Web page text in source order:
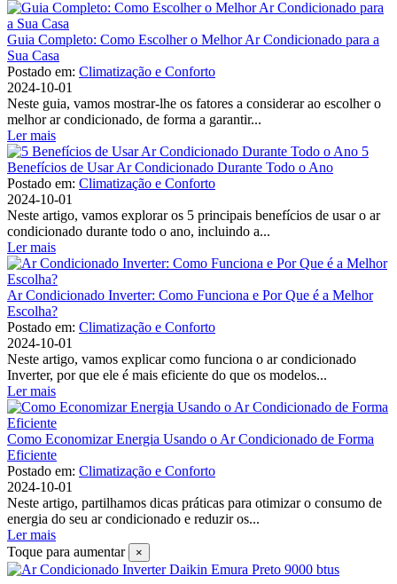
Guia Completo: Como Escolher o Melhor Ar Condicionado para a
Sua Casa
Postado em: Climatização e Conforto
2024-10-01
Neste guia, vamos mostrar-lhe os fatores a considerar ao escolher o
melhor ar condicionado, de forma a garantir...
Ler mais
5
Benefícios de Usar Ar Condicionado Durante Todo o Ano
Postado em: Climatização e Conforto
2024-10-01
Neste artigo, vamos explorar os 5 principais benefícios de usar o ar
condicionado durante todo o ano, incluindo a...
Ler mais
Ar Condicionado Inverter: Como Funciona e Por Que é a Melhor
Escolha?
Postado em: Climatização e Conforto
2024-10-01
Neste artigo, vamos explicar como funciona o ar condicionado
Inverter, por que ele é mais eficiente do que os modelos...
Ler mais
Como Economizar Energia Usando o Ar Condicionado de Forma
Eficiente
Postado em: Climatização e Conforto
2024-10-01
Neste artigo, partilhamos dicas práticas para otimizar o consumo de
energia do seu ar condicionado e reduzir os...
Ler mais
Toque para aumentar
×